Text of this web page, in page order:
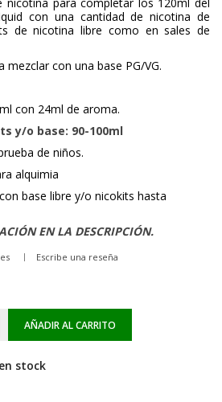
con una cantidad de nicotina de
de nicotina libre como en sales de
con una base PG/VG.
con 24ml de aroma.
y/o base: 90-100ml
de niños.
alquimia
base libre y/o nicokits hasta
EN LA DESCRIPCIÓN.
Escribe una reseña
AÑADIR AL CARRITO
stock